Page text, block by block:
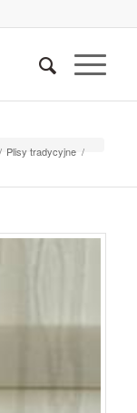
/ Plisy tradycyjne /